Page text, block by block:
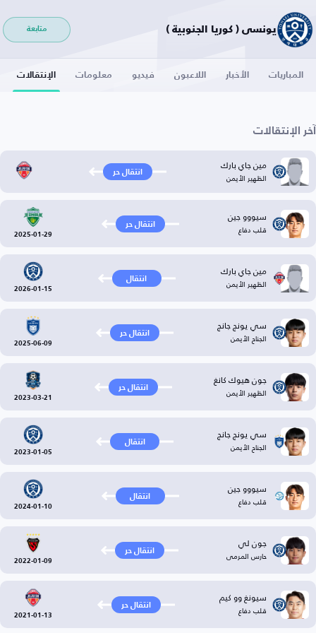
يونسي ( كوريا الجنوبية ) متابعة
المباريات الأخبار اللاعبون فيديو معلومات الإنتقالات
آخر الإنتقالات
مين جاي بارك
الظهير الأيمن انتقال حر
سيووو جين
قلب دفاع انتقال حر
2025-01-29
مين جاي بارك
الظهير الأيمن انتقال
2026-01-15
سي يونج جانج
الجناح الأيمن انتقال حر
2025-06-09
جون هيوك كانغ
الظهير الأيمن انتقال حر
2023-03-21
سي يونج جانج
الجناح الأيمن انتقال
2023-01-05
سيووو جين
قلب دفاع انتقال
2024-01-10
جون لي
حارس المرمى انتقال حر
2022-01-09
سيونغ وو كيم
قلب دفاع انتقال حر
2021-01-13